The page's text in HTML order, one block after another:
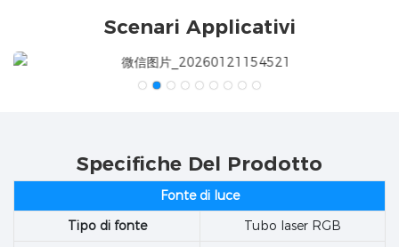
Scenari Applicativi
Specifiche Del Prodotto
Fonte di luce
Tipo di fonte
Tubo laser RGB